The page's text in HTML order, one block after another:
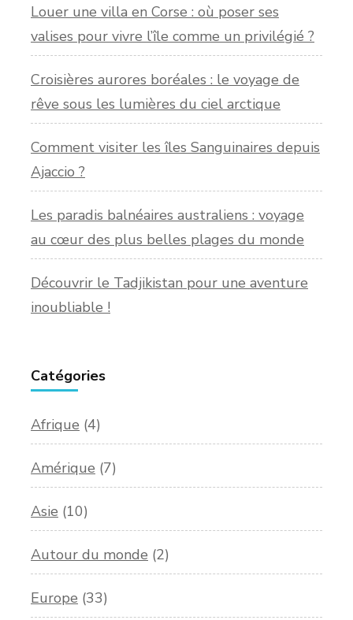
Louer une villa en Corse : où poser ses
valises pour vivre l’île comme un privilégié ?
Croisières aurores boréales : le voyage de
rêve sous les lumières du ciel arctique
Comment visiter les îles Sanguinaires depuis
Ajaccio ?
Les paradis balnéaires australiens : voyage
au cœur des plus belles plages du monde
Découvrir le Tadjikistan pour une aventure
inoubliable !
Catégories
Afrique (4)
Amérique (7)
Asie (10)
Autour du monde (2)
Europe (33)